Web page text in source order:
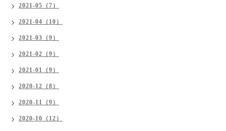
2021-05（7）
2021-04（10）
2021-03（9）
2021-02（9）
2021-01（9）
2020-12（8）
2020-11（9）
2020-10（12）